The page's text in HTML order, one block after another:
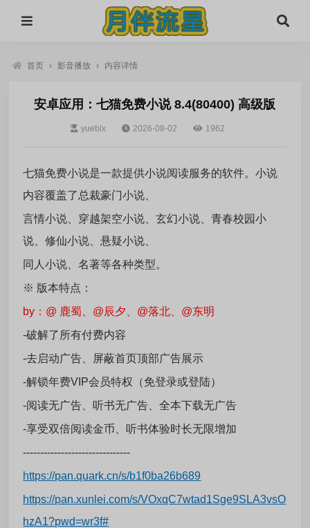
首页 › 影音播放 › 内容详情
安卓应用：七猫免费小说 8.4(80400) 高级版
yueblx 2026-08-02 1962
七猫免费小说是一款提供小说阅读服务的软件。小说
内容覆盖了总裁豪门小说、
言情小说、穿越架空小说、玄幻小说、青春校园小
说、修仙小说、悬疑小说、
同人小说、名著等各种类型。
※ 版本特点：
by：@ 鹿蜀、@辰夕、@落北、@东明
-破解了所有付费内容
-去启动广告、屏蔽首页顶部广告展示
-解锁年费VIP会员特权（免登录或登陆）
-阅读无广告、听书无广告、全本下载无广告
-享受双倍阅读金币、听书体验时长无限增加
-------------------------------
https://pan.quark.cn/s/b1f0ba26b689
https://pan.xunlei.com/s/VOxqC7wtad1Sge9SLA3vsO
hzA1?pwd=wr3f#